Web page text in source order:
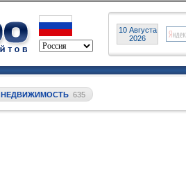
10 Августа
2026
НЕДВИЖИМОСТЬ 635